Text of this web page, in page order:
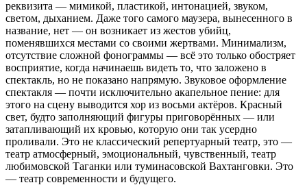
реквизита — мимикой, пластикой, интонацией, звуком,
светом, дыханием. Даже того самого маузера, вынесенного в
название, нет — он возникает из жестов убийц,
поменявшихся местами со своими жертвами. Минимализм,
отсутствие сложной фонограммы — всё это только обостряет
восприятие, когда начинаешь видеть то, что заложено в
спектакль, но не показано напрямую. Звуковое оформление
спектакля — почти исключительно акапельное пение: для
этого на сцену выводится хор из восьми актёров. Красный
свет, будто заполняющий фигуры приговорённых — или
затапливающий их кровью, которую они так усердно
проливали. Это не классический репертуарный театр, это —
театр атмосферный, эмоциональный, чувственный, театр
любимовской Таганки или туминасовской Вахтанговки. Это
— театр современности и будущего.